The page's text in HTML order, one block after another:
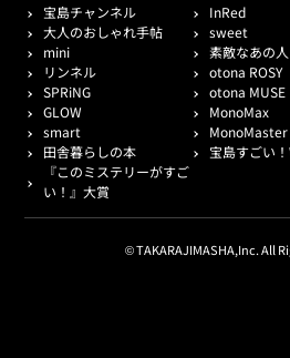
宝島チャンネル
InRed
大人のおしゃれ手帖
sweet
mini
素敵なあの人
リンネル
otona ROSY
SPRiNG
otona MUSE
GLOW
MonoMax
smart
MonoMaster
田舎暮らしの本
宝島すごい
『このミステリーがすご
い！』大賞
© TAKARAJIMASHA,Inc. All